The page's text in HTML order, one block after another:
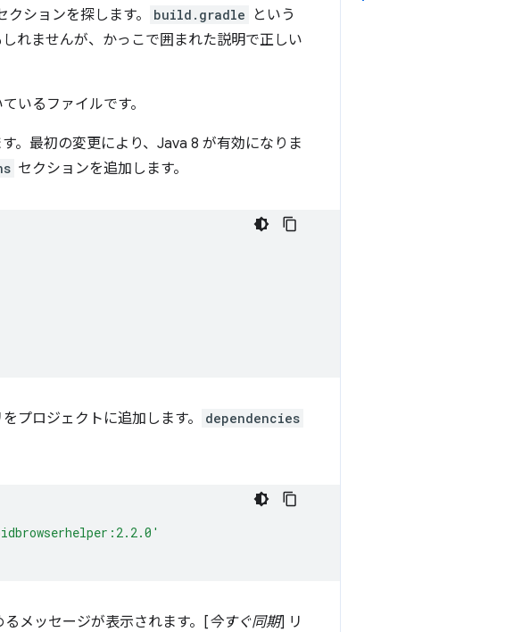
クションを探します。 build.gradle
という
れませんが、かっこで囲まれた説明で正しい
いるファイルです。
。最初の変更により、Java 8 が有効になりま
セクションを追加します。
プロジェクトに追加します。 dependencies
メッセージが表示されます。[今すぐ同期] リ